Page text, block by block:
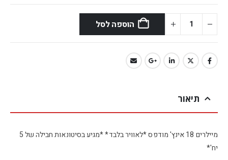
הוספה לסל
תיאור
מיילרים 18 אינץ' מודפס *לאוויר בלבד* *מגיע בסיטונאות חבילה של 5
יח'*